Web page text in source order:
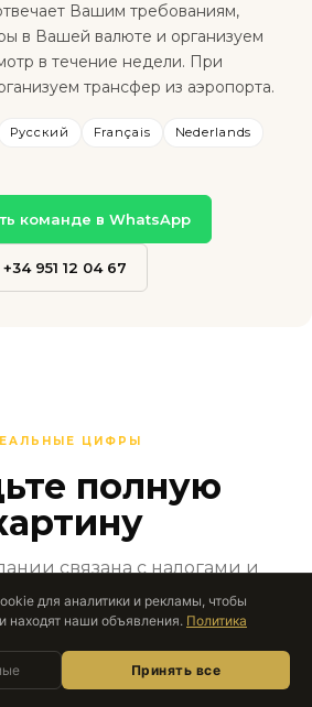
Вашим требованиям,
в Вашей валюте и организуем
в течение недели. При
трансфер из аэропорта.
Русский Français
Nederlands
команде в WhatsApp
+34 951 12 04 67
ЦИФРЫ
полную
связана с налогами и
застают врасплох
новичков. Мы
каждую значимую цифру.
Roccabox
АССИСТЕНТ · В РЕАЛЬНОМ ВРЕМЕНИ
для аналитики и рекламы, чтобы
находят наши объявления. Политика
Принять все